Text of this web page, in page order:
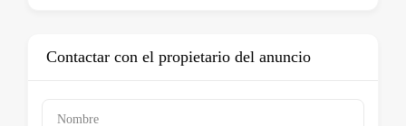
Contactar con el propietario del anuncio